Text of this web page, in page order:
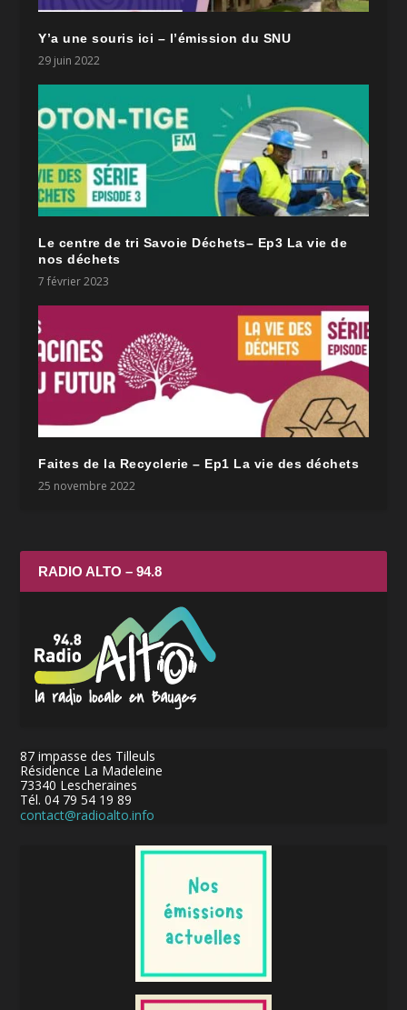
Y’a une souris ici – l’émission du SNU
29 juin 2022
Le centre de tri Savoie Déchets– Ep3 La vie de
nos déchets
7 février 2023
Faites de la Recyclerie – Ep1 La vie des déchets
25 novembre 2022
RADIO ALTO – 94.8
87 impasse des Tilleuls
Résidence La Madeleine
73340 Lescheraines
Tél. 04 79 54 19 89
contact@radioalto.info